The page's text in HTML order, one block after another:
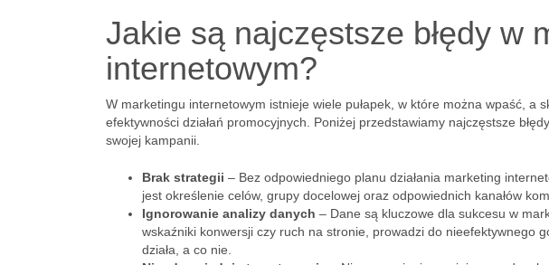
Jakie są najczęstsze błędy w
internetowym?
W marketingu internetowym istnieje wiele pułapek, w które można wpaść, a
efektywności działań promocyjnych. Poniżej przedstawiamy najczęstsze
swojej kampanii.
Brak strategii – Bez odpowiedniego planu działania marketing
jest określenie celów, grupy docelowej oraz odpowiednich kanałów
Ignorowanie analizy danych – Dane są kluczowe dla sukcesu w
wskaźniki konwersji czy ruch na stronie, prowadzi do nieefektywnego
działa, a co nie.